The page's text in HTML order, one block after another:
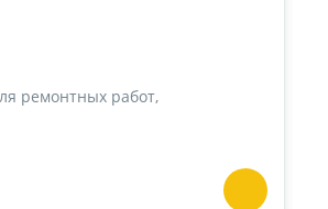
ремонтных работ,